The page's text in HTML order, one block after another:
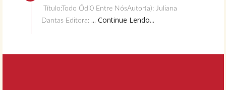
Título:Todo Ódi0 Entre NósAutor(a): Juliana
Dantas Editora: ... Continue Lendo...